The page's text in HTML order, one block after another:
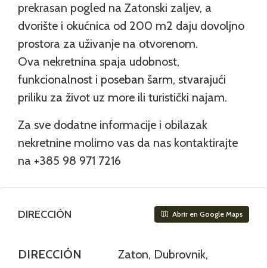
prekrasan pogled na Zatonski zaljev, a
dvorište i okućnica od 200 m2 daju dovoljno
prostora za uživanje na otvorenom.
Ova nekretnina spaja udobnost,
funkcionalnost i poseban šarm, stvarajući
priliku za život uz more ili turistički najam.
Za sve dodatne informacije i obilazak
nekretnine molimo vas da nas kontaktirajte
na +385 98 971 7216
DIRECCIÓN Abrir en Google Maps
DIRECCIÓN
Zaton, Dubrovnik,